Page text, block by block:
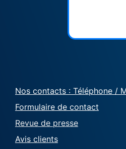
Nos contacts : Téléphone /
Formulaire de contact
Revue de presse
Avis clients